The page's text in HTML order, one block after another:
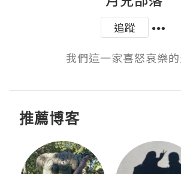
追蹤
我們這一家喜怒哀樂
推薦博客